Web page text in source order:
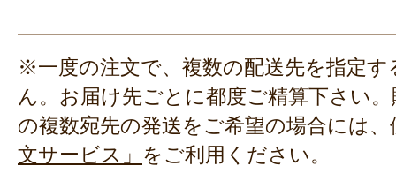
※一度の注文で、複数の配送先を指定
ん。お届け先ごとに都度ご精算下さい
の複数宛先の発送をご希望の場合には、
文サービス」 をご利用ください。